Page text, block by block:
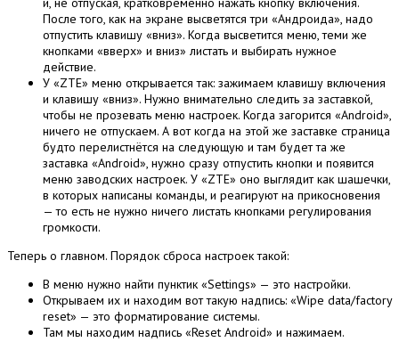
После того, как на экране высветятся три «Андроида», надо
отпустить клавишу «вниз». Когда высветится меню, теми же
кнопками «вверх» и вниз» листать и выбирать нужное
действие.
У «ZТЕ» меню открывается так: зажимаем клавишу включения
и клавишу «вниз». Нужно внимательно следить за заставкой,
чтобы не прозевать меню настроек. Когда загорится «Аndroid»,
ничего не отпускаем. А вот когда на этой же заставке страница
будто перелистнётся на следующую и там будет та же
заставка «Аndroid», нужно сразу отпустить кнопки и появится
меню заводских настроек. У «ZТE» оно выглядит как шашечки,
в которых написаны команды, и реагируют на прикосновения
— то есть не нужно ничего листать кнопками регулирования
громкости.
Теперь о главном. Порядок сброса настроек такой:
В меню нужно найти пунктик «Settings» — это настройки.
Открываем их и находим вот такую надпись: «Wipe data/factory
reset» — это форматирование системы.
Там мы находим надпись «Reset Android» и нажимаем.